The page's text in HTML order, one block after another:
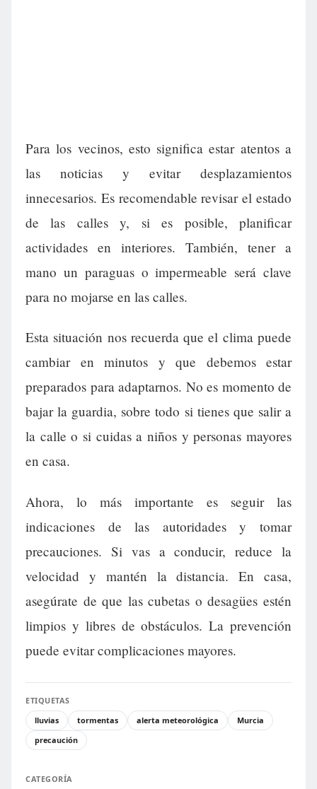
Para los vecinos, esto significa estar atentos a
las noticias y evitar desplazamientos
innecesarios. Es recomendable revisar el estado
de las calles y, si es posible, planificar
actividades en interiores. También, tener a
mano un paraguas o impermeable será clave
para no mojarse en las calles.
Esta situación nos recuerda que el clima puede
cambiar en minutos y que debemos estar
preparados para adaptarnos. No es momento de
bajar la guardia, sobre todo si tienes que salir a
la calle o si cuidas a niños y personas mayores
en casa.
Ahora, lo más importante es seguir las
indicaciones de las autoridades y tomar
precauciones. Si vas a conducir, reduce la
velocidad y mantén la distancia. En casa,
asegúrate de que las cubetas o desagües estén
limpios y libres de obstáculos. La prevención
puede evitar complicaciones mayores.
ETIQUETAS
lluvias
tormentas alerta meteorológica
Murcia
precaución
CATEGORÍA